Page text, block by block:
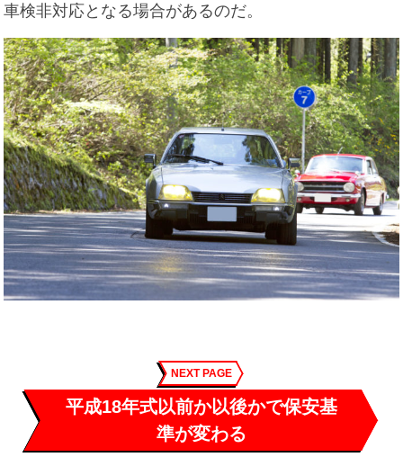
車検非対応となる場合があるのだ。
NEXT PAGE
平成18年式以前か以後かで保安基
準が変わる